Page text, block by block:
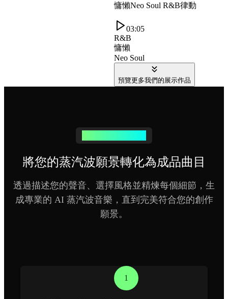
慵懶Neo Soul R&B律動
03:05
R&B
慵懶
Neo Soul
預覽更多我們的展示作品
將您的蒸汽波願景轉化為成品曲目
透過描述您的聲音、選擇風格並精煉每個細節，生
成專業的 AI 蒸汽波音樂，直到完美符合您的創作
願景。
1